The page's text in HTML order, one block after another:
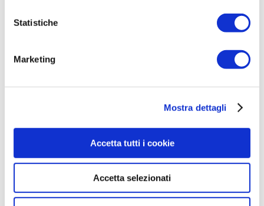
Statistiche
Marketing
Mostra dettagli
Accetta tutti i cookie
Accetta selezionati